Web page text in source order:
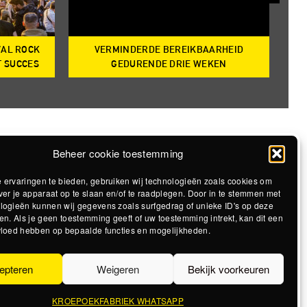
Beheer cookie toestemming
ervaringen te bieden, gebruiken wij technologieën zoals cookies om
je apparaat op te slaan en/of te raadplegen. Door in te stemmen met
kunnen wij gegevens zoals surfgedrag of unieke ID's op deze
Als je geen toestemming geeft of uw toestemming intrekt, kan dit een
hebben op bepaalde functies en mogelijkheden.
Weigeren Bekijk voorkeuren
KROEPOEKFABRIEK WHATSAPP
ROCK
SUCCES
VERMINDERDE BEREIKBAARHEID
GEDURENDE DRIE WEKEN